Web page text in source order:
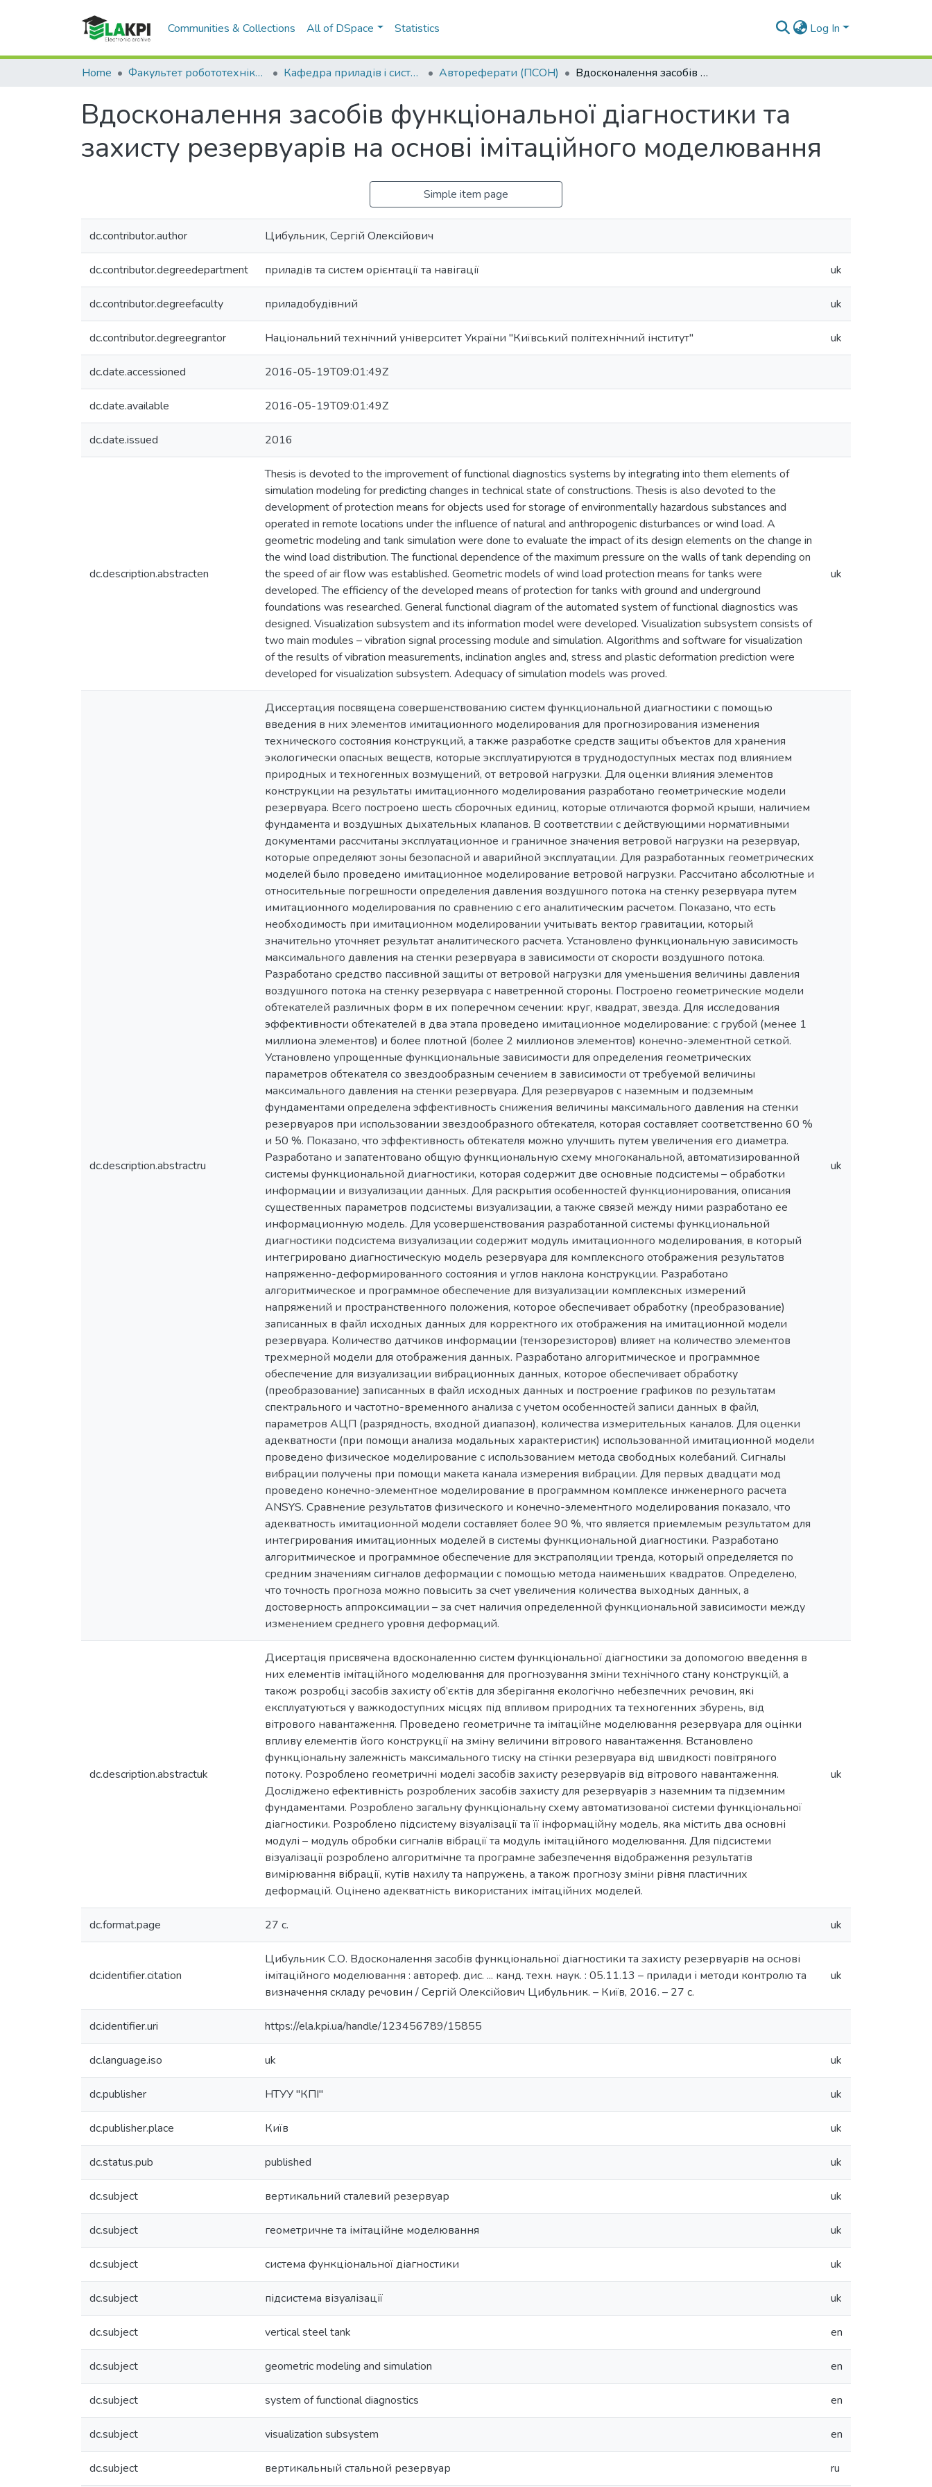
Communities & Collections All of DSpace Statistics Log In
Home Факультет робототехніки та приладобудування (ФРП) Кафедра приладів i систем орієнтації та навігації (ПСОН) Автореферати (ПСОН) Вдосконалення засобів функціональної діагностики та захисту резервуарів на основі імітаційного моделювання
Вдосконалення засобів функціональної діагностики та
захисту резервуарів на основі імітаційного моделювання
Simple item page
dc.contributor.author Цибульник, Сергій Олексійович
dc.contributor.degreedepartment приладів та сиcтем орієнтації та навігації uk
dc.contributor.degreefaculty приладобудівний uk
dc.contributor.degreegrantor Національний технічний університет України "Київський політехнічний інститут" uk
dc.date.accessioned 2016-05-19T09:01:49Z
dc.date.available 2016-05-19T09:01:49Z
dc.date.issued 2016
dc.description.abstracten
Thesis is devoted to the improvement of functional diagnostics systems by integrating into them elements of
simulation modeling for predicting changes in technical state of constructions. Thesis is also devoted to the
development of protection means for objects used for storage of environmentally hazardous substances and
operated in remote locations under the influence of natural and anthropogenic disturbances or wind load. A
geometric modeling and tank simulation were done to evaluate the impact of its design elements on the change in
the wind load distribution. The functional dependence of the maximum pressure on the walls of tank depending on
the speed of air flow was established. Geometric models of wind load protection means for tanks were
developed. The efficiency of the developed means of protection for tanks with ground and underground
foundations was researched. General functional diagram of the automated system of functional diagnostics was
designed. Visualization subsystem and its information model were developed. Visualization subsystem consists of
two main modules – vibration signal processing module and simulation. Algorithms and software for visualization
of the results of vibration measurements, inclination angles and, stress and plastic deformation prediction were
developed for visualization subsystem. Adequacy of simulation models was proved.
uk
dc.description.abstractru
Диссертация посвящена совершенствованию систем функциональной диагностики с помощью
введения в них элементов имитационного моделирования для прогнозирования изменения
технического состояния конструкций, а также разработке средств защиты объектов для хранения
экологически опасных веществ, которые эксплуатируются в труднодоступных местах под влиянием
природных и техногенных возмущений, от ветровой нагрузки. Для оценки влияния элементов
конструкции на результаты имитационного моделирования разработано геометрические модели
резервуара. Всего построено шесть сборочных единиц, которые отличаются формой крыши, наличием
фундамента и воздушных дыхательных клапанов. В соответствии с действующими нормативными
документами рассчитаны эксплуатационное и граничное значения ветровой нагрузки на резервуар,
которые определяют зоны безопасной и аварийной эксплуатации. Для разработанных геометрических
моделей было проведено имитационное моделирование ветровой нагрузки. Рассчитано абсолютные и
относительные погрешности определения давления воздушного потока на стенку резервуара путем
имитационного моделирования по сравнению с его аналитическим расчетом. Показано, что есть
необходимость при имитационном моделировании учитывать вектор гравитации, который
значительно уточняет результат аналитического расчета. Установлено функциональную зависимость
максимального давления на стенки резервуара в зависимости от скорости воздушного потока.
Разработано средство пассивной защиты от ветровой нагрузки для уменьшения величины давления
воздушного потока на стенку резервуара с наветренной стороны. Построено геометрические модели
обтекателей различных форм в их поперечном сечении: круг, квадрат, звезда. Для исследования
эффективности обтекателей в два этапа проведено имитационное моделирование: с грубой (менее 1
миллиона элементов) и более плотной (более 2 миллионов элементов) конечно-элементной сеткой.
Установлено упрощенные функциональные зависимости для определения геометрических
параметров обтекателя со звездообразным сечением в зависимости от требуемой величины
максимального давления на стенки резервуара. Для резервуаров с наземным и подземным
фундаментами определена эффективность снижения величины максимального давления на стенки
резервуаров при использовании звездообразного обтекателя, которая составляет соответственно 60 %
и 50 %. Показано, что эффективность обтекателя можно улучшить путем увеличения его диаметра.
Разработано и запатентовано общую функциональную схему многоканальной, автоматизированной
системы функциональной диагностики, которая содержит две основные подсистемы – обработки
информации и визуализации данных. Для раскрытия особенностей функционирования, описания
существенных параметров подсистемы визуализации, а также связей между ними разработано ее
информационную модель. Для усовершенствования разработанной системы функциональной
диагностики подсистема визуализации содержит модуль имитационного моделирования, в который
интегрировано диагностическую модель резервуара для комплексного отображения результатов
напряженно-деформированного состояния и углов наклона конструкции. Разработано
алгоритмическое и программное обеспечение для визуализации комплексных измерений
напряжений и пространственного положения, которое обеспечивает обработку (преобразование)
записанных в файл исходных данных для корректного их отображения на имитационной модели
резервуара. Количество датчиков информации (тензорезисторов) влияет на количество элементов
трехмерной модели для отображения данных. Разработано алгоритмическое и программное
обеспечение для визуализации вибрационных данных, которое обеспечивает обработку
(преобразование) записанных в файл исходных данных и построение графиков по результатам
спектрального и частотно-временного анализа с учетом особенностей записи данных в файл,
параметров АЦП (разрядность, входной диапазон), количества измерительных каналов. Для оценки
адекватности (при помощи анализа модальных характеристик) использованной имитационной модели
проведено физическое моделирование с использованием метода свободных колебаний. Сигналы
вибрации получены при помощи макета канала измерения вибрации. Для первых двадцати мод
проведено конечно-элементное моделирование в программном комплексе инженерного расчета
ANSYS. Сравнение результатов физического и конечно-элементного моделирования показало, что
адекватность имитационной модели составляет более 90 %, что является приемлемым результатом для
интегрирования имитационных моделей в системы функциональной диагностики. Разработано
алгоритмическое и программное обеспечение для экстраполяции тренда, который определяется по
средним значениям сигналов деформации с помощью метода наименьших квадратов. Определено,
что точность прогноза можно повысить за счет увеличения количества выходных данных, а
достоверность аппроксимации – за счет наличия определенной функциональной зависимости между
изменением среднего уровня деформаций.
uk
dc.description.abstractuk
Дисертація присвячена вдосконаленню систем функціональної діагностики за допомогою введення в
них елементів імітаційного моделювання для прогнозування зміни технічного стану конструкцій, а
також розробці засобів захисту об’єктів для зберігання екологічно небезпечних речовин, які
експлуатуються у важкодоступних місцях під впливом природних та техногенних збурень, від
вітрового навантаження. Проведено геометричне та імітаційне моделювання резервуара для оцінки
впливу елементів його конструкції на зміну величини вітрового навантаження. Встановлено
функціональну залежність максимального тиску на стінки резервуара від швидкості повітряного
потоку. Розроблено геометричні моделі засобів захисту резервуарів від вітрового навантаження.
Досліджено ефективність розроблених засобів захисту для резервуарів з наземним та підземним
фундаментами. Розроблено загальну функціональну схему автоматизованої системи функціональної
діагностики. Розроблено підсистему візуалізації та її інформаційну модель, яка містить два основні
модулі – модуль обробки сигналів вібрації та модуль імітаційного моделювання. Для підсистеми
візуалізації розроблено алгоритмічне та програмне забезпечення відображення результатів
вимірювання вібрації, кутів нахилу та напружень, а також прогнозу зміни рівня пластичних
деформацій. Оцінено адекватність використаних імітаційних моделей.
uk
dc.format.page 27 с. uk
dc.identifier.citation
Цибульник С.О. Вдосконалення засобів функціональної діагностики та захисту резервуарів на основі
імітаційного моделювання : автореф. дис. ... канд. техн. наук. : 05.11.13 – прилади і методи контролю та
визначення складу речовин / Сергій Олексійович Цибульник. – Київ, 2016. – 27 с.
uk
dc.identifier.uri https://ela.kpi.ua/handle/123456789/15855
dc.language.iso uk uk
dc.publisher НТУУ "КПІ" uk
dc.publisher.place Київ uk
dc.status.pub published uk
dc.subject вертикальний сталевий резервуар uk
dc.subject геометричне та імітаційне моделювання uk
dc.subject система функціональної діагностики uk
dc.subject підсистема візуалізації uk
dc.subject vertical steel tank en
dc.subject geometric modeling and simulation en
dc.subject system of functional diagnostics en
dc.subject visualization subsystem en
dc.subject вертикальный стальной резервуар ru